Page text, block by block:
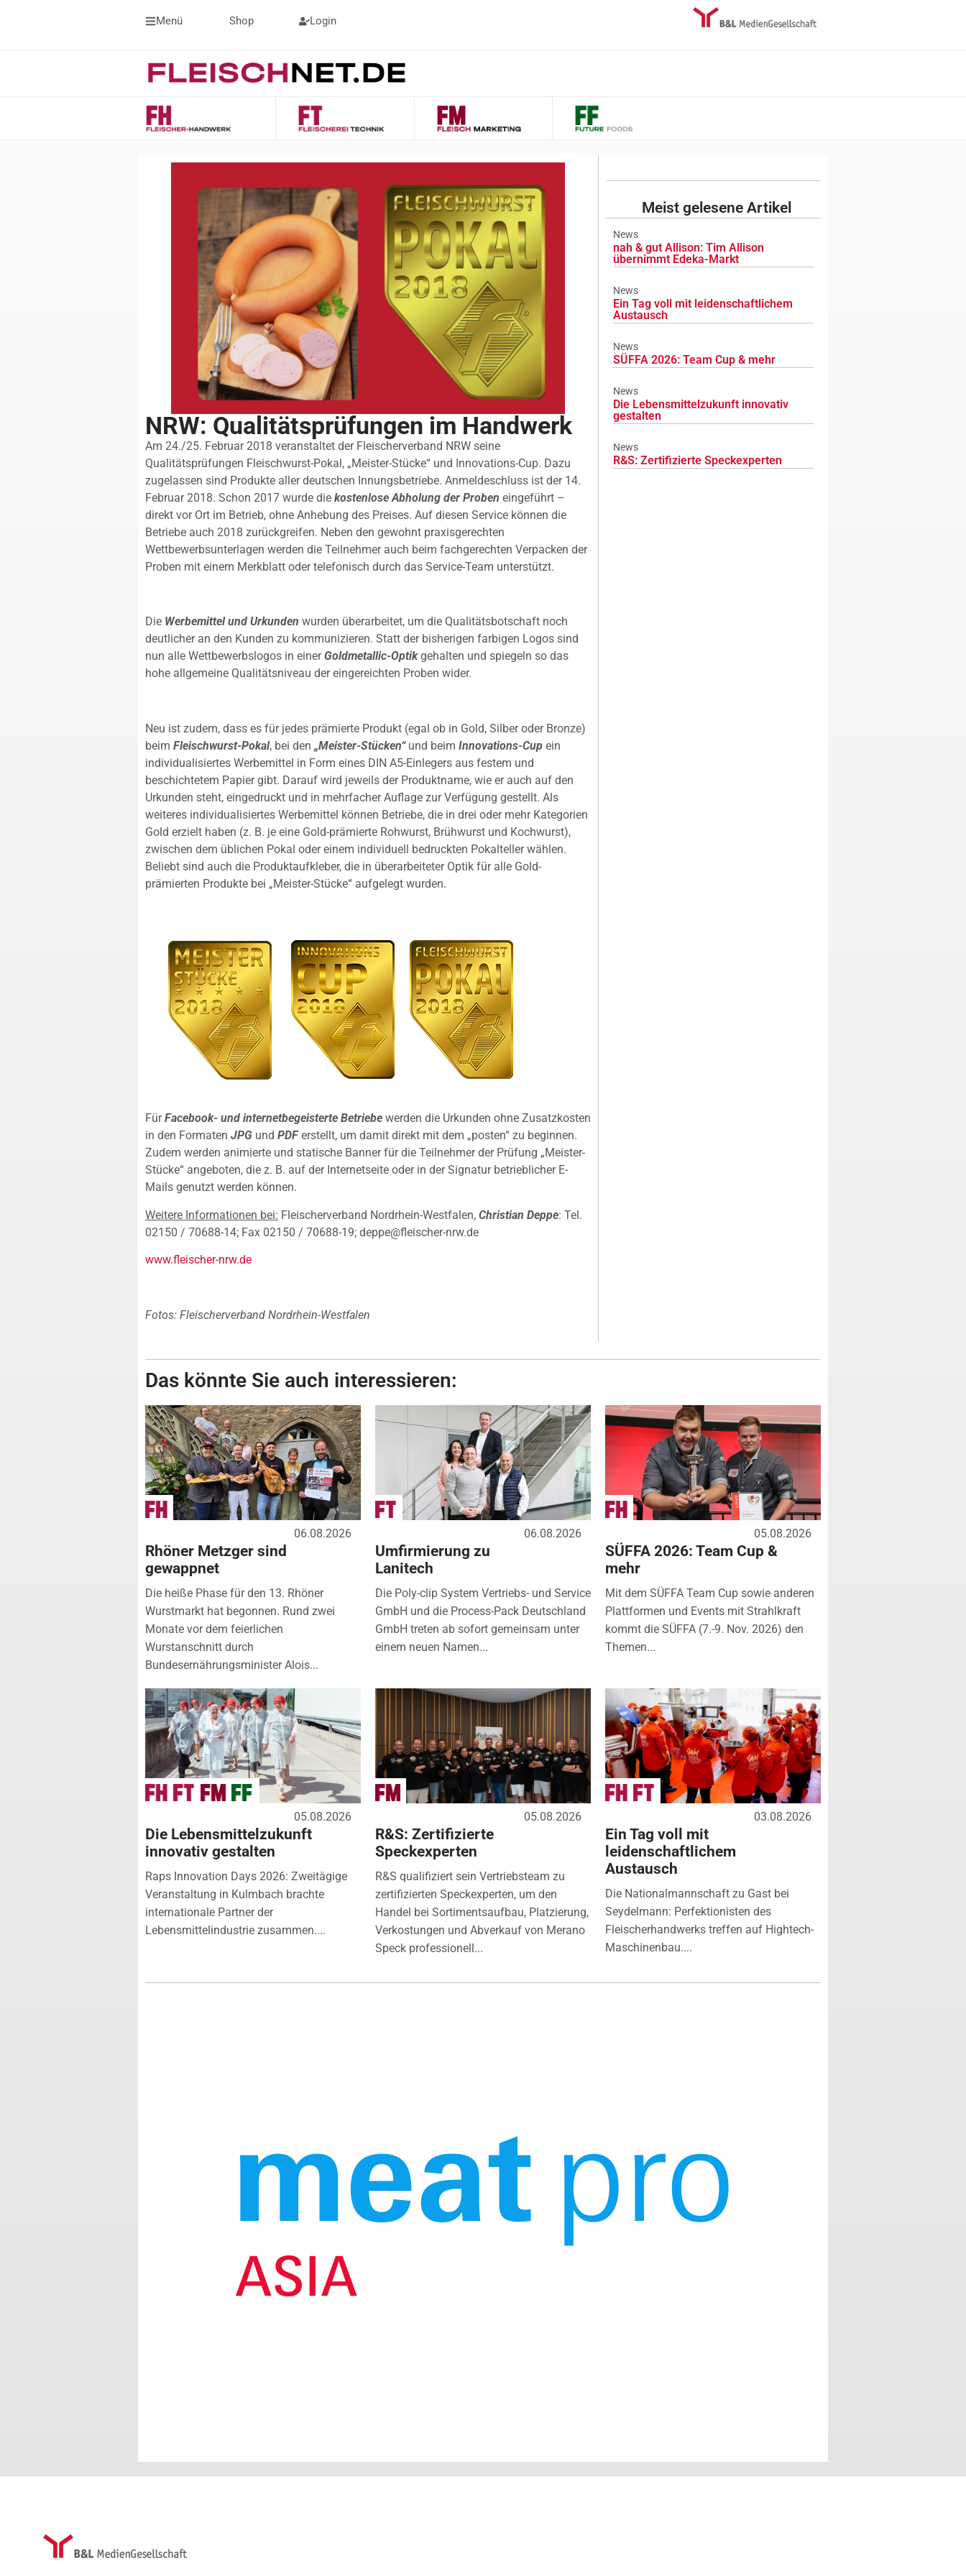
Menü Shop Login
NRW: Qualitätsprüfungen im Handwerk
Am 24./25. Februar 2018 veranstaltet der Fleischerverband NRW seine
Qualitätsprüfungen Fleischwurst-Pokal, „Meister-Stücke“ und Innovations-Cup. Dazu
zugelassen sind Produkte aller deutschen Innungsbetriebe. Anmeldeschluss ist der 14.
Februar 2018. Schon 2017 wurde die kostenlose Abholung der Proben eingeführt –
direkt vor Ort im Betrieb, ohne Anhebung des Preises. Auf diesen Service können die
Betriebe auch 2018 zurückgreifen. Neben den gewohnt praxisgerechten
Wettbewerbsunterlagen werden die Teilnehmer auch beim fachgerechten Verpacken der
Proben mit einem Merkblatt oder telefonisch durch das Service-Team unterstützt.
Die Werbemittel und Urkunden wurden überarbeitet, um die Qualitätsbotschaft noch
deutlicher an den Kunden zu kommunizieren. Statt der bisherigen farbigen Logos sind
nun alle Wettbewerbslogos in einerGoldmetallic-Optikgehalten und spiegeln so das
hohe allgemeine Qualitätsniveau der eingereichten Proben wider.
Neu ist zudem, dass es für jedes prämierte Produkt (egal ob in Gold, Silber oder Bronze)
beim Fleischwurst-Pokal, bei den „Meister-Stücken“und beim Innovations-Cup ein
individualisiertes Werbemittel in Form eines DIN A5-Einlegers aus festem und
beschichtetem Papier gibt. Darauf wird jeweils der Produktname, wie er auch auf den
Urkunden steht, eingedruckt und in mehrfacher Auflage zur Verfügung gestellt. Als
weiteres individualisiertes Werbemittel können Betriebe, die in drei oder mehr Kategorien
Gold erzielt haben (z. B. je eine Gold-prämierte Rohwurst, Brühwurst und Kochwurst),
zwischen dem üblichen Pokal oder einem individuell bedruckten Pokalteller wählen.
Beliebt sind auch die Produktaufkleber, die in überarbeiteter Optik für alle Gold-
prämierten Produkte bei „Meister-Stücke“ aufgelegt wurden.
FürFacebook- und internetbegeisterte Betriebe werden die Urkunden ohne Zusatzkosten
in den Formaten JPG und PDFerstellt, um damit direkt mit dem „posten“ zu beginnen.
Zudem werden animierte und statische Banner für die Teilnehmer der Prüfung „Meister-
Stücke“ angeboten, die z. B. auf der Internetseite oder in der Signatur betrieblicher E-
Mails genutzt werden können.
Weitere Informationen bei: Fleischerverband Nordrhein-Westfalen, Christian Deppe: Tel.
02150 / 70688-14; Fax 02150 / 70688-19; deppe@fleischer-nrw.de
www.fleischer-nrw.de
Fotos: Fleischerverband Nordrhein-Westfalen
Meist gelesene Artikel
News
nah & gut Allison: Tim Allison
übernimmt Edeka-Markt
News
Ein Tag voll mit leidenschaftlichem
Austausch
News
SÜFFA 2026: Team Cup & mehr
News
Die Lebensmittelzukunft innovativ
gestalten
News
R&S: Zertifizierte Speckexperten
Das könnte Sie auch interessieren:
06.08.2026
Rhöner Metzger sind
gewappnet
Die heiße Phase für den 13. Rhöner
Wurstmarkt hat begonnen. Rund zwei
Monate vor dem feierlichen
Wurstanschnitt durch
Bundesernährungsminister Alois...
06.08.2026
Umfirmierung zu
Lanitech
Die Poly-clip System Vertriebs- und Service
GmbH und die Process-Pack Deutschland
GmbH treten ab sofort gemeinsam unter
einem neuen Namen...
05.08.2026
SÜFFA 2026: Team Cup &
mehr
Mit dem SÜFFA Team Cup sowie anderen
Plattformen und Events mit Strahlkraft
kommt die SÜFFA (7.-9. Nov. 2026) den
Themen...
05.08.2026
Die Lebensmittelzukunft
innovativ gestalten
Raps Innovation Days 2026: Zweitägige
Veranstaltung in Kulmbach brachte
internationale Partner der
Lebensmittelindustrie zusammen....
05.08.2026
R&S: Zertifizierte
Speckexperten
R&S qualifiziert sein Vertriebsteam zu
zertifizierten Speckexperten, um den
Handel bei Sortimentsaufbau, Platzierung,
Verkostungen und Abverkauf von Merano
Speck professionell...
03.08.2026
Ein Tag voll mit
leidenschaftlichem
Austausch
Die Nationalmannschaft zu Gast bei
Seydelmann: Perfektionisten des
Fleischerhandwerks treffen auf Hightech-
Maschinenbau....